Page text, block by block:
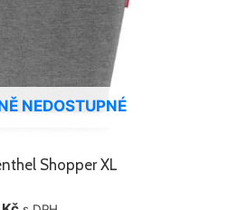
NEDOSTUPNÉ
Shopper XL